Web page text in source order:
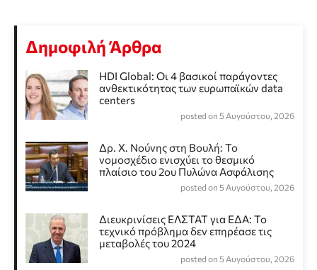
Δημοφιλή Άρθρα
HDI Global: Οι 4 βασικοί παράγοντες
ανθεκτικότητας των ευρωπαϊκών data
centers
posted on 5 Αυγούστου, 2026
Δρ. Χ. Νούνης στη Βουλή: Το
νομοσχέδιο ενισχύει το θεσμικό
πλαίσιο του 2ου Πυλώνα Ασφάλισης
posted on 5 Αυγούστου, 2026
Διευκρινίσεις ΕΛΣΤΑΤ για ΕΔΑ: Το
τεχνικό πρόβλημα δεν επηρέασε τις
μεταβολές του 2024
posted on 5 Αυγούστου, 2026